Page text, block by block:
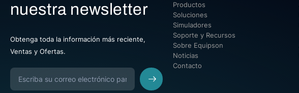
nuestra newsletter
Obtenga toda la información más reciente,
Ventas y Ofertas.
Productos
Soluciones
Simuladores
Soporte y Recursos
Sobre Equipson
Noticias
Contacto